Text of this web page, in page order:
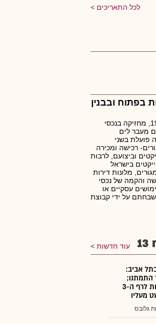
לכל התאריכים
בפתוח ובבנין
החברה אזורים שנוסדה ב-1964, מחזיקה בנכסי
מעבר לים
פועלת בשני
1.בנייה למגורים- רכישה ומכירה
וביצועם, לרבות
בישראל
מלונות דירות
מניב-רכישה והקמה של נכסי
עסקיים או
על ידי קבוצת
עוד חדשות
אביב:
התמתנו;
הדולר צנח מתחת לרף ה-3
מעליו
גלובס